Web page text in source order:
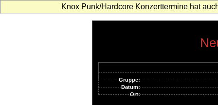
Knox Punk/Hardcore Konzerttermine hat
Gruppe:
Datum:
Ort: